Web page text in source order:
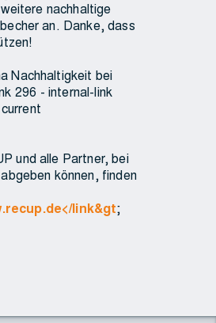
nachhaltige
an. Danke, dass
Nachhaltigkeit bei
296 - internal-link
und alle Partner, bei
können, finden
link&gt;